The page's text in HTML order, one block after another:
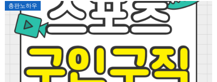
총판노하우
Posted
on